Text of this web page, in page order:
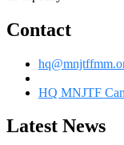
Contact
HQ MNJTF
Latest News